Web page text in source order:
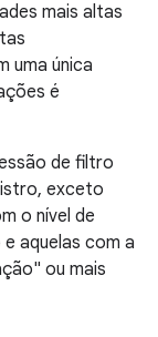
mais altas
uma única
é
de filtro
exceto
o nível de
aquelas com a
ou mais